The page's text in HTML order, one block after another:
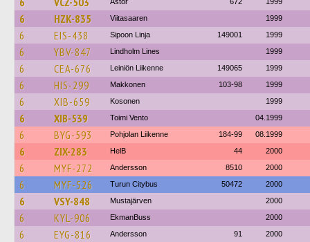
6 HZK-835 Viitasaaren 1999
6 EIS-438 Sipoon Linja 149001 1999
6 YBV-847 Lindholm Lines 1999
6 CEA-676 Leiniön Liikenne 149065 1999
6 HIS-299 Makkonen 103-98 1999
6 XIB-659 Kosonen 1999
6 XIB-539 Toimi Vento 04.1999
6 BYG-593 Pohjolan Liikenne 184-99 08.1999
6 ZIX-283 HelB 44 2000
6 MYF-272 Andersson 8510 2000
6 MYF-526 Turun Citybus 50472 2000
6 VSY-848 Mustajärven 2000
6 KYL-906 EkmanBuss 2000
6 EYG-816 Andersson 91 2000